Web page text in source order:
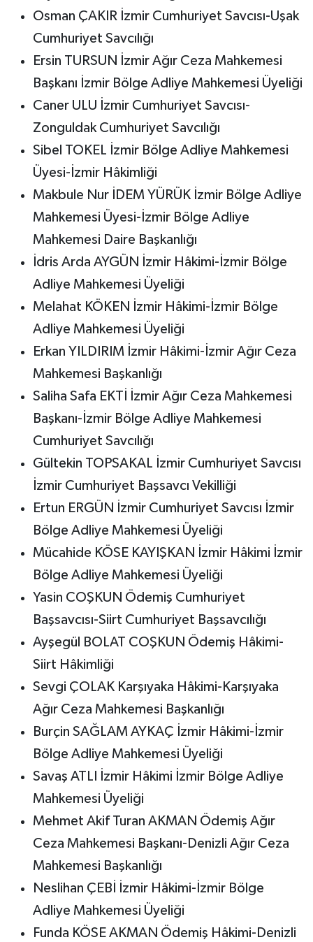
Osman ÇAKIR İzmir Cumhuriyet Savcısı-Uşak
Cumhuriyet Savcılığı
Ersin TURSUN İzmir Ağır Ceza Mahkemesi
Başkanı İzmir Bölge Adliye Mahkemesi Üyeliği
Caner ULU İzmir Cumhuriyet Savcısı-
Zonguldak Cumhuriyet Savcılığı
Sibel TOKEL İzmir Bölge Adliye Mahkemesi
Üyesi-İzmir Hâkimliği
Makbule Nur İDEM YÜRÜK İzmir Bölge Adliye
Mahkemesi Üyesi-İzmir Bölge Adliye
Mahkemesi Daire Başkanlığı
İdris Arda AYGÜN İzmir Hâkimi-İzmir Bölge
Adliye Mahkemesi Üyeliği
Melahat KÖKEN İzmir Hâkimi-İzmir Bölge
Adliye Mahkemesi Üyeliği
Erkan YILDIRIM İzmir Hâkimi-İzmir Ağır Ceza
Mahkemesi Başkanlığı
Saliha Safa EKTİ İzmir Ağır Ceza Mahkemesi
Başkanı-İzmir Bölge Adliye Mahkemesi
Cumhuriyet Savcılığı
Gültekin TOPSAKAL İzmir Cumhuriyet Savcısı
İzmir Cumhuriyet Başsavcı Vekilliği
Ertun ERGÜN İzmir Cumhuriyet Savcısı İzmir
Bölge Adliye Mahkemesi Üyeliği
Mücahide KÖSE KAYIŞKAN İzmir Hâkimi İzmir
Bölge Adliye Mahkemesi Üyeliği
Yasin COŞKUN Ödemiş Cumhuriyet
Başsavcısı-Siirt Cumhuriyet Başsavcılığı
Ayşegül BOLAT COŞKUN Ödemiş Hâkimi-
Siirt Hâkimliği
Sevgi ÇOLAK Karşıyaka Hâkimi-Karşıyaka
Ağır Ceza Mahkemesi Başkanlığı
Burçin SAĞLAM AYKAÇ İzmir Hâkimi-İzmir
Bölge Adliye Mahkemesi Üyeliği
Savaş ATLI İzmir Hâkimi İzmir Bölge Adliye
Mahkemesi Üyeliği
Mehmet Akif Turan AKMAN Ödemiş Ağır
Ceza Mahkemesi Başkanı-Denizli Ağır Ceza
Mahkemesi Başkanlığı
Neslihan ÇEBİ İzmir Hâkimi-İzmir Bölge
Adliye Mahkemesi Üyeliği
Funda KÖSE AKMAN Ödemiş Hâkimi-Denizli